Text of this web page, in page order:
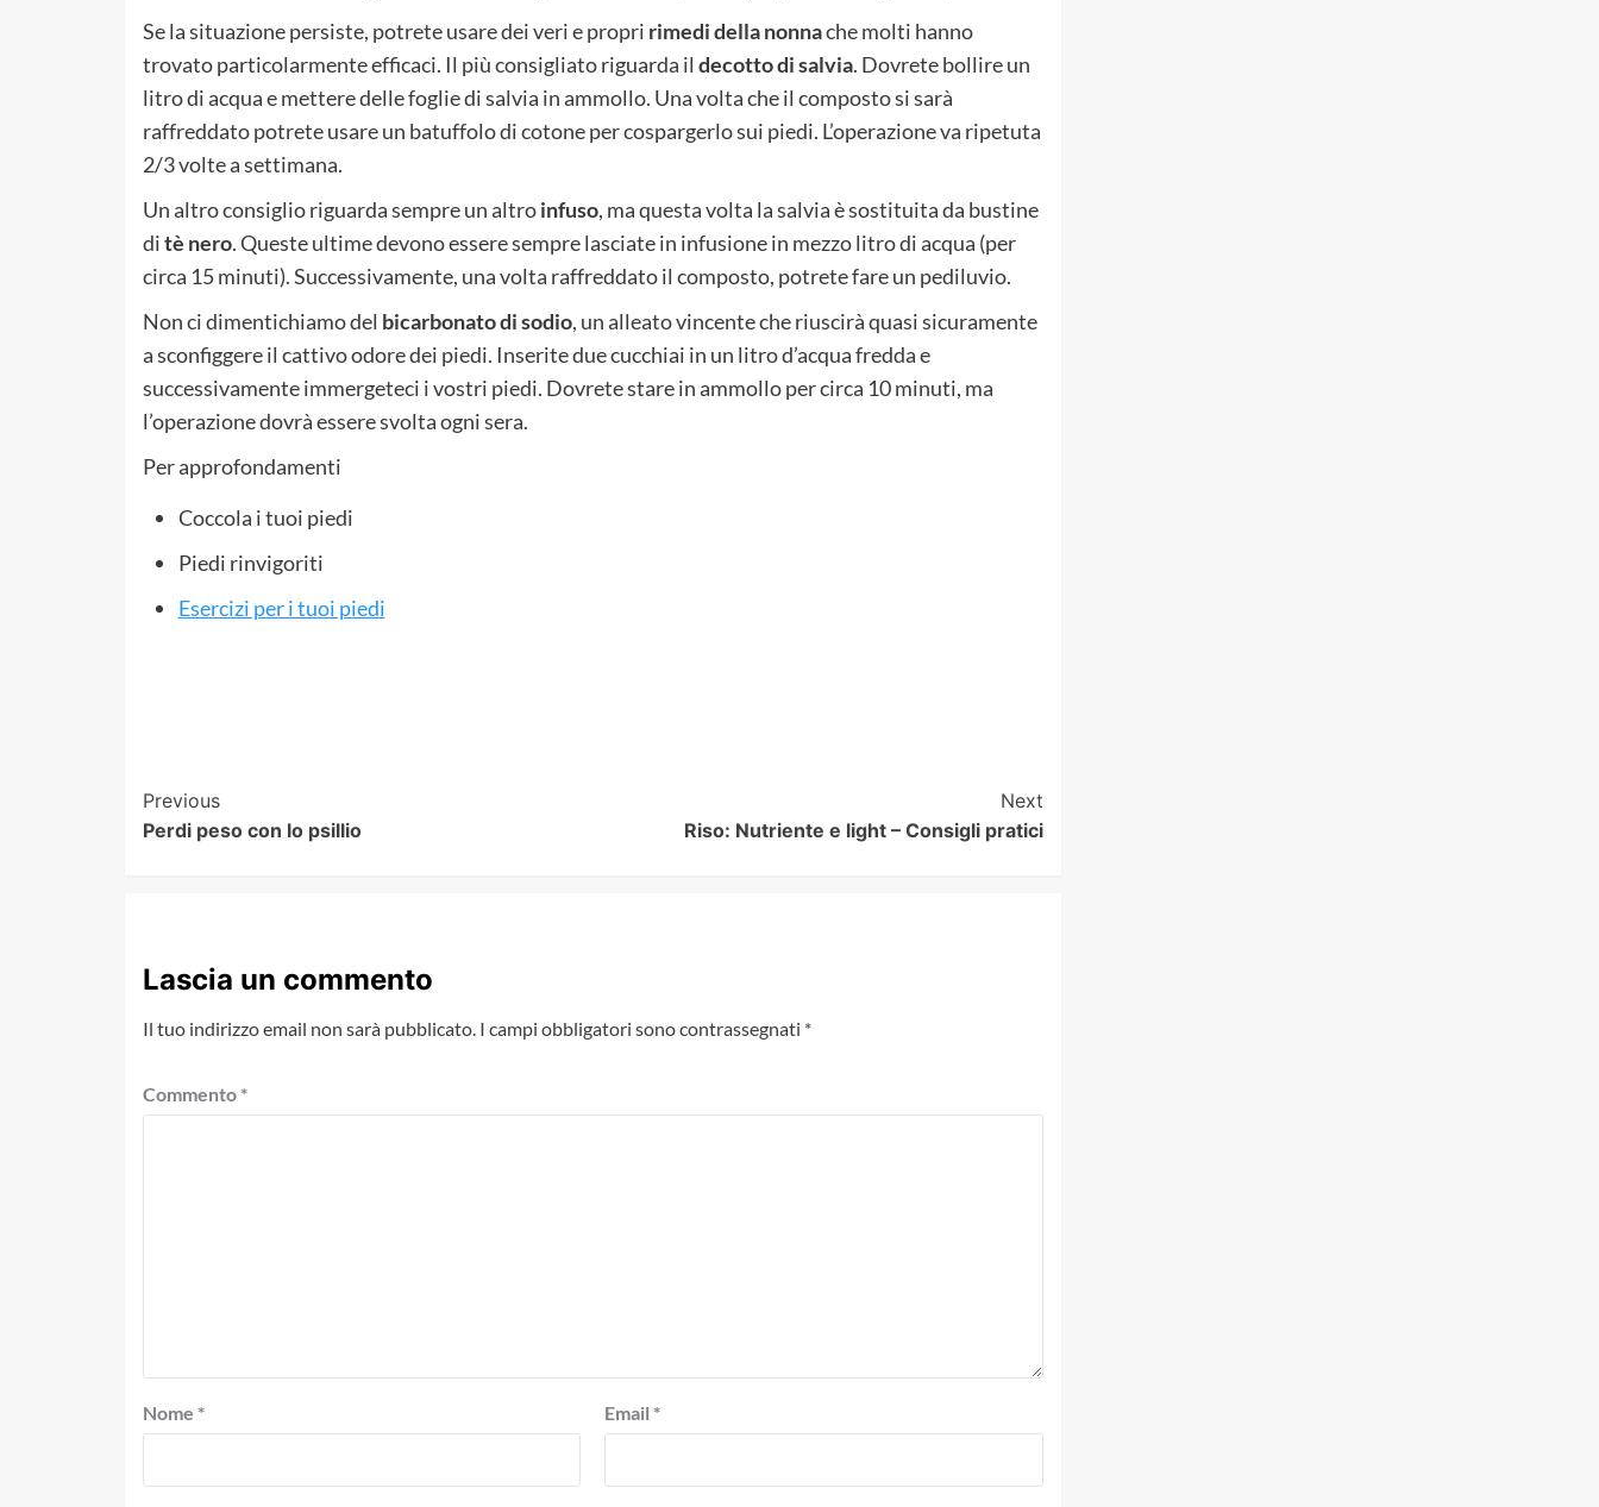
Se la situazione persiste, potrete usare dei veri e propri rimedi della nonnache molti hanno
trovato particolarmente efficaci. Il più consigliato riguarda il decotto di salvia. Dovrete bollire un
litro di acqua e mettere delle foglie di salvia in ammollo. Una volta che il composto si sarà
raffreddato potrete usare un batuffolo di cotone per cospargerlo sui piedi. L’operazione va ripetuta
2/3 volte a settimana.
Un altro consiglio riguarda sempre un altroinfuso, ma questa volta la salvia è sostituita da bustine
ditè nero. Queste ultime devono essere sempre lasciate in infusione in mezzo litro di acqua (per
circa 15 minuti). Successivamente, una volta raffreddato il composto, potrete fare un pediluvio.
Non ci dimentichiamo del bicarbonato di sodio, un alleato vincente che riuscirà quasi sicuramente
a sconfiggere il cattivo odore dei piedi. Inserite due cucchiai in un litro d’acqua fredda e
successivamente immergeteci i vostri piedi. Dovrete stare in ammollo per circa 10 minuti, ma
l’operazione dovrà essere svolta ogni sera.
Per approfondamenti
Coccola i tuoi piedi
Piedi rinvigoriti
Esercizi per i tuoi piedi
Post
Navigation
Previous
Perdi peso con lo psillio
Next
Riso: Nutriente e light – Consigli pratici
Lascia un commento
Il tuo indirizzo email non sarà pubblicato. I campi obbligatori sono contrassegnati *
Commento *
Nome * Email *